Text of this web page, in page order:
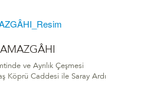
ve Ayrılık Çeşmesi
Köprü Caddesi ile Saray Ardı